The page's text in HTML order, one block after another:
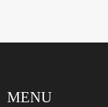
MENU